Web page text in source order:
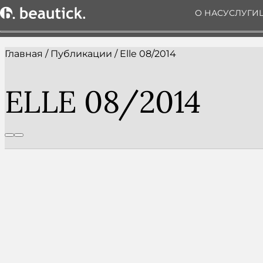
О НАСУСЛУГИ
Главная / Публикации / Elle 08/2014
ELLE 08/2014